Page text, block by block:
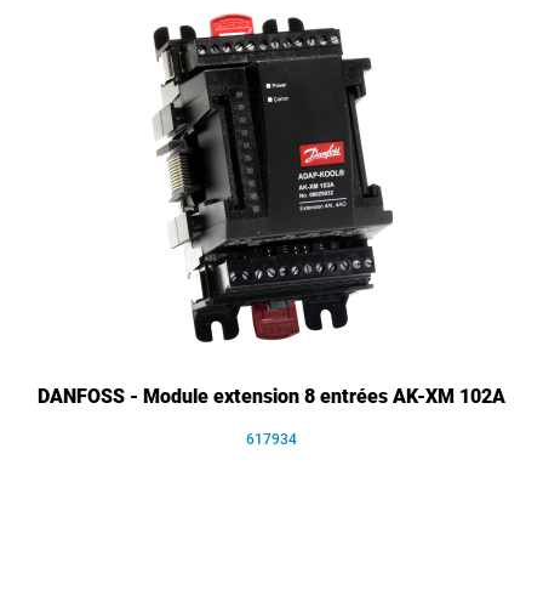
DANFOSS - Module extension 8 entrées AK-XM 102A
617934